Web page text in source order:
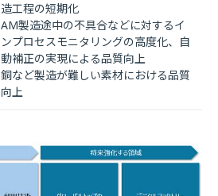
造工程の短期化
AM製造途中の不具合などに対するイ
ンプロセスモニタリングの高度化、自
動補正の実現による品質向上
銅など製造が難しい素材における品質
向上